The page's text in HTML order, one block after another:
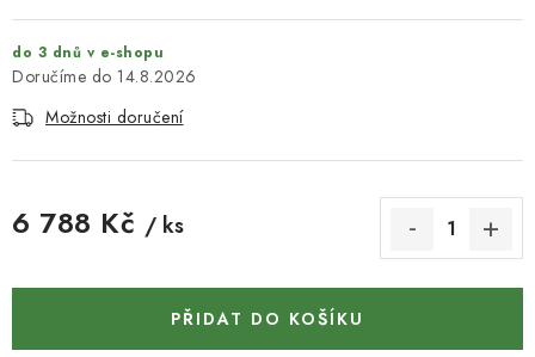
NÁSTROJE PRO ŘEZÁNÍ DŘEVA
NÁSTROJE PRO FRÉZOVÁNÍ
NÁSTROJE PRO ŘEZÁNÍ KOVU
POTŘEBUJI DOBRÝ STROJ
do 3 dnů v e-shopu
14.8.2026
Možnosti doručení
6 788 Kč / ks
PŘIDAT DO KOŠÍKU